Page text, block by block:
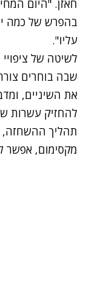
חאזן. "היום
בהפרש של כמה
עליו".
לשיטה של
שבה בוחרים
את השיניים,
להחזיק עשרות
תהליך ההשחזה,
מקסימום, אפשר